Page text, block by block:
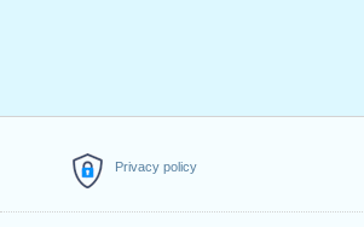
Privacy policy